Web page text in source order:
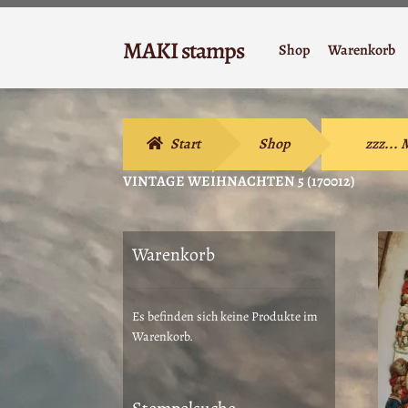
Zur
Navigation
springen
Zum
Inhalt
springen
MAKI stamps Shop Warenkorb
Start Shop zzz...
VINTAGE WEIHNACHTEN 5 (170012)
Warenkorb
Es befinden sich keine Produkte im
Warenkorb.